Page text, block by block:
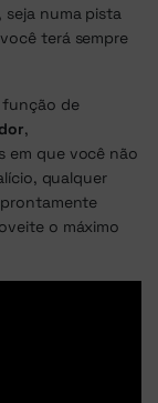
numa pista
terá sempre
função de
,
em que você não
qualquer
o máximo